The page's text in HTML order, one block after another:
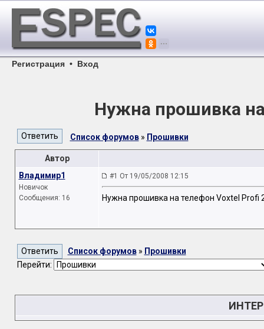
Регистрация • Вход
Нужна прошивка
Список форумов» Прошивки
Автор
Владимир1
Новичок
Сообщения: 16
#1 От 19/05/2008 12:15
Нужна прошивка на телефон Voxtel Profi
Список форумов» Прошивки
Перейти: